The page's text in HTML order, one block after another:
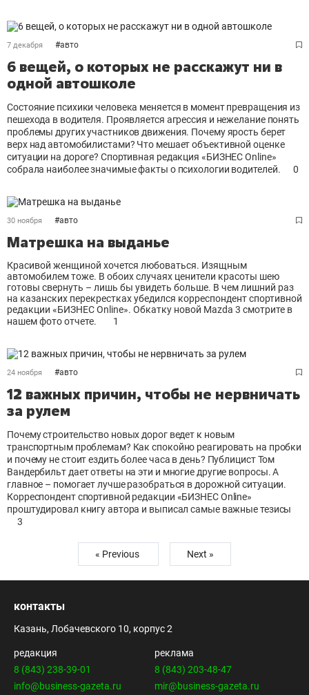
7 декабря #авто
6 вещей, о которых не расскажут ни в
одной автошколе
Состояние психики человека меняется в момент превращения из
пешехода в водителя. Проявляется агрессия и нежелание понять
проблемы других участников движения. Почему ярость берет
верх над автомобилистами? Что мешает объективной оценке
ситуации на дороге? Спортивная редакция «БИЗНЕС Online»
собрала наиболее значимые факты о психологии водителей.
0
30 ноября #авто
Матрешка на выданье
Красивой женщиной хочется любоваться. Изящным
автомобилем тоже. В обоих случаях ценители красоты шею
готовы свернуть – лишь бы увидеть больше. В чем лишний раз
на казанских перекрестках убедился корреспондент спортивной
редакции «БИЗНЕС Online». Обкатку новой Mazda 3 смотрите в
нашем фото отчете.
1
24 ноября #авто
12 важных причин, чтобы не нервничать
за рулем
Почему строительство новых дорог ведет к новым
транспортным проблемам? Как спокойно реагировать на пробки
и почему не стоит ездить более часа в день? Публицист Том
Вандербильт дает ответы на эти и многие другие вопросы. А
главное – помогает лучше разобраться в дорожной ситуации.
Корреспондент спортивной редакции «БИЗНЕС Online»
проштудировал книгу автора и выписал самые важные тезисы
3
« Previous Next »
контакты
Казань, Лобачевского 10, корпус 2
редакция
8 (843) 238-39-01
info@business-gazeta.ru
реклама
8 (843) 203-48-47
mir@business-gazeta.ru